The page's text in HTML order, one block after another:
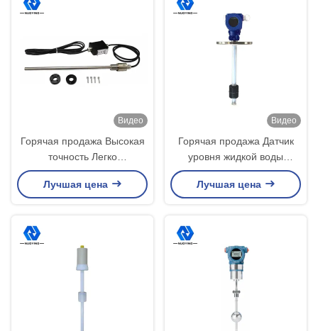
Видео
Горячая продажа Высокая
точность Легко
устанавливать и
обслуживать
Лучшая цена
Видео
Горячая продажа Датчик
уровня жидкой воды
NYCZ500
Магнитостриктивный датчик
измерение интерфейса
Лучшая цена